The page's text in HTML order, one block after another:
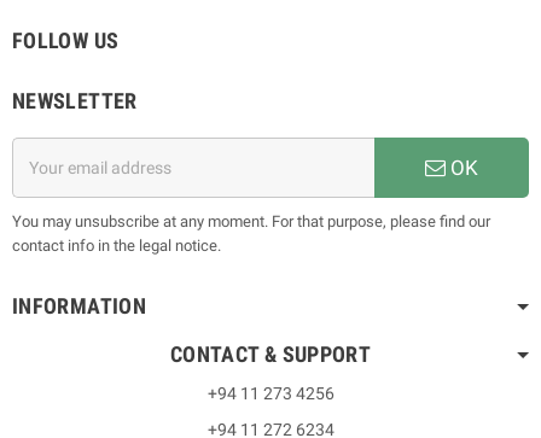
FOLLOW US
NEWSLETTER
OK
You may unsubscribe at any moment. For that purpose, please find our
contact info in the legal notice.
INFORMATION
CONTACT & SUPPORT
+94 11 273 4256
+94 11 272 6234